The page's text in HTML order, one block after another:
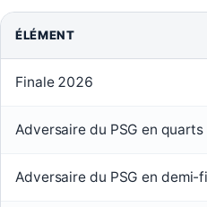
ÉLÉMENT
Finale 2026
Adversaire du PSG en quarts
Adversaire du PSG en demi-